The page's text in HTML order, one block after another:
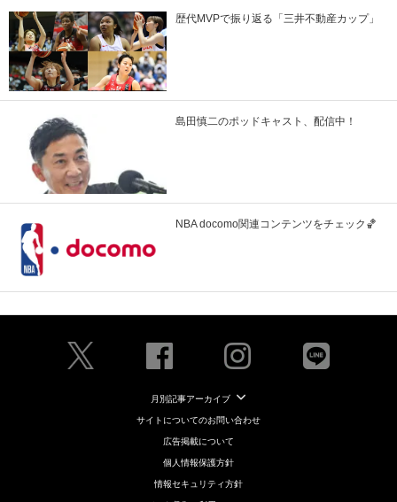
歴代MVPで振り返る「三井不動産カップ」
島田慎二のポッドキャスト、配信中！
NBA docomo関連コンテンツをチェック🏀
月別記事アーカイブ
サイトについてのお問い合わせ
広告掲載について
個人情報保護方針
情報セキュリティ方針